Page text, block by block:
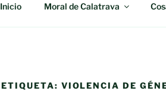
Inicio Moral de Calatrava
ETIQUETA: VIOLENCIA DE